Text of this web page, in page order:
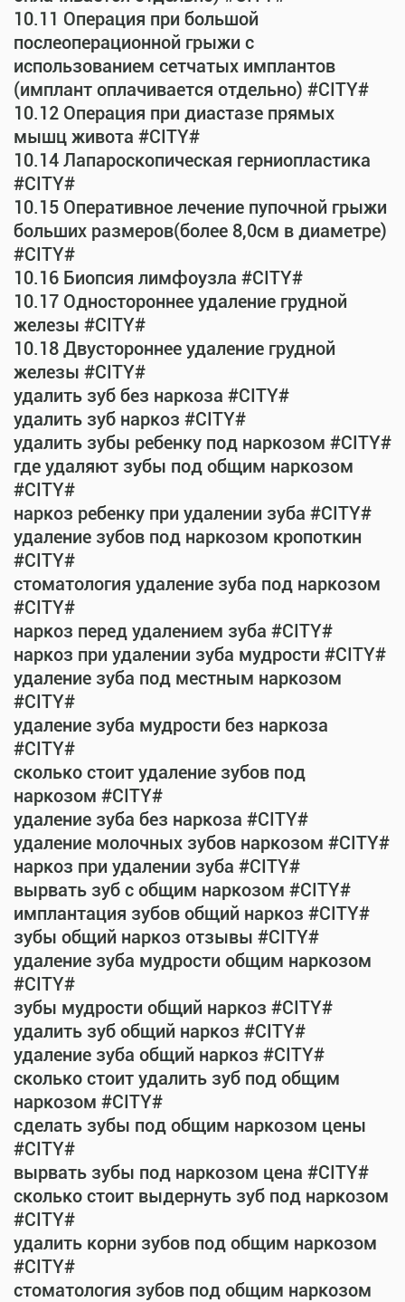
10.11 Операция при большой
послеоперационной грыжи с
использованием сетчатых имплантов
(имплант оплачивается отдельно) #CITY#
10.12 Операция при диастазе прямых
мышц живота #CITY#
10.14 Лапароскопическая герниопластика
#CITY#
10.15 Оперативное лечение пупочной грыжи
больших размеров(более 8,0см в диаметре)
#CITY#
10.16 Биопсия лимфоузла #CITY#
10.17 Одностороннее удаление грудной
железы #CITY#
10.18 Двустороннее удаление грудной
железы #CITY#
удалить зуб без наркоза #CITY#
удалить зуб наркоз #CITY#
удалить зубы ребенку под наркозом #CITY#
где удаляют зубы под общим наркозом
#CITY#
наркоз ребенку при удалении зуба #CITY#
удаление зубов под наркозом кропоткин
#CITY#
стоматология удаление зуба под наркозом
#CITY#
наркоз перед удалением зуба #CITY#
наркоз при удалении зуба мудрости #CITY#
удаление зуба под местным наркозом
#CITY#
удаление зуба мудрости без наркоза
#CITY#
сколько стоит удаление зубов под
наркозом #CITY#
удаление зуба без наркоза #CITY#
удаление молочных зубов наркозом #CITY#
наркоз при удалении зуба #CITY#
вырвать зуб с общим наркозом #CITY#
имплантация зубов общий наркоз #CITY#
зубы общий наркоз отзывы #CITY#
удаление зуба мудрости общим наркозом
#CITY#
зубы мудрости общий наркоз #CITY#
удалить зуб общий наркоз #CITY#
удаление зуба общий наркоз #CITY#
сколько стоит удалить зуб под общим
наркозом #CITY#
сделать зубы под общим наркозом цены
#CITY#
вырвать зубы под наркозом цена #CITY#
сколько стоит выдернуть зуб под наркозом
#CITY#
удалить корни зубов под общим наркозом
#CITY#
стоматология зубов под общим наркозом